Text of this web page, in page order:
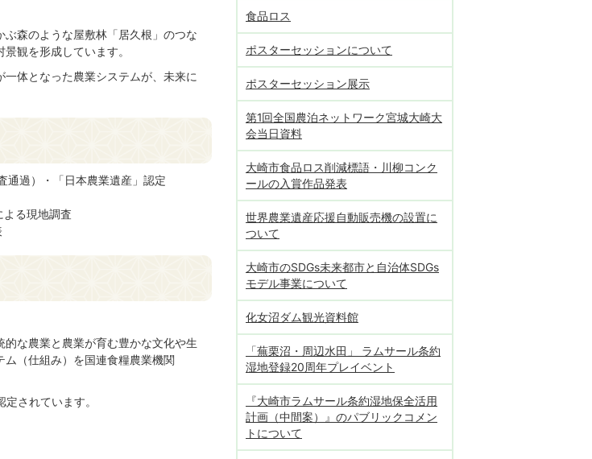
森のような屋敷林「居久根」のつな
観を形成しています。
体となった農業システムが、未来に
通過）・「日本農業遺産」認定
る現地調査
な農業と農業が育む豊かな文化や生
（仕組み）を国連食糧農業機関
されています。
食品ロス
ポスターセッションについて
ポスターセッション展示
第1回全国農泊ネットワーク宮城大崎大
会当日資料
大崎市食品ロス削減標語・川柳コンク
ールの入賞作品発表
世界農業遺産応援自動販売機の設置に
ついて
大崎市のSDGs未来都市と自治体SDGs
モデル事業について
化女沼ダム観光資料館
「蕪栗沼・周辺水田」 ラムサール条約
湿地登録20周年プレイベント
『大崎市ラムサール条約湿地保全活用
計画（中間案）』のパブリックコメン
トについて